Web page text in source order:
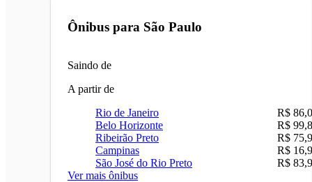
Ônibus para São Paulo
Saindo de
A partir de
Rio de Janeiro
R$
Belo Horizonte
R$
Ribeirão Preto
R$
Campinas
R$
São José do Rio Preto
R$
Ver mais ônibus